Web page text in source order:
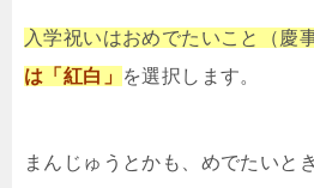
入学祝いはおめでたいこと（慶
は「紅白」
を選択します。
まんじゅうとかも、めでたいと